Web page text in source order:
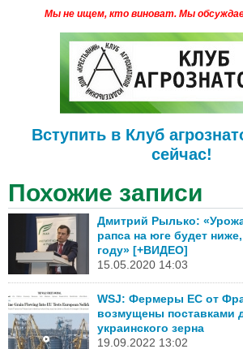
Мы не ищем, кто виноват. Мы
Вступить в Клуб
сейчас!
Похожие записи
Дмитрий Рылько:
рапса на юге будет
году» [+ВИДЕО]
15.05.2020 14:03
WSJ: Фермеры ЕС от
возмущены поставками
украинского зерна
19.09.2022 13:02